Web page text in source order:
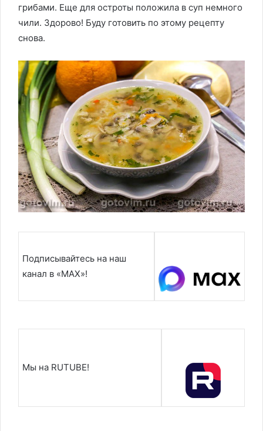
грибами. Еще для остроты положила в суп немного
чили. Здорово! Буду готовить по этому рецепту
снова.
Подписывайтесь на наш
канал в «MAX»!
Мы на RUTUBE!